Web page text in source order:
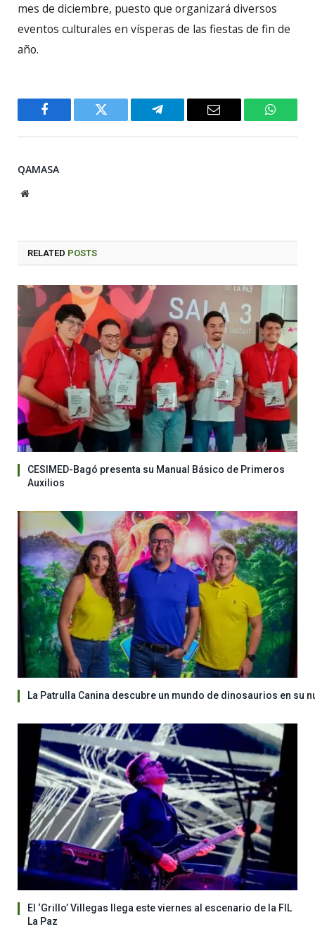
mes de diciembre, puesto que organizará diversos
eventos culturales en vísperas de las fiestas de fin de
año.
Facebook Twitter Telegram Email
QAMASA
Website
RELATED POSTS
CESIMED-Bagó presenta su Manual Básico de Primeros
Auxilios
La Patrulla Canina descubre un mundo de dinosaurios en su
El ‘Grillo’ Villegas llega este viernes al escenario de la FIL
La Paz